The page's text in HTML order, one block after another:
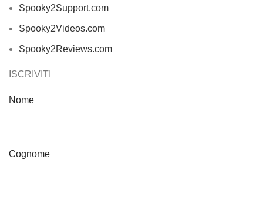
Spooky2Support.com
Spooky2Videos.com
Spooky2Reviews.com
ISCRIVITI
Nome
Cognome